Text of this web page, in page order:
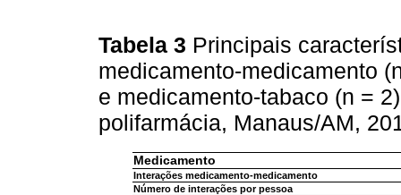
Tabela 3 Principais
medicamento-medicamento
e medicamento-tabaco (n =
polifarmácia, Manaus/AM,
Medicamento
Interações medicamento-medicamento
Número de interações por pessoa